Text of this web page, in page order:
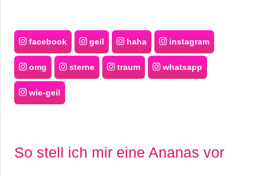
facebook geil haha instagram
omg sterne traum whatsapp
wie-geil
So stell ich mir eine Ananas vor